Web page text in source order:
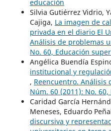
educación
Silvia Gutiérrez Vidrio,
Cajiga, La imagen de
privada en el diario El
Análisis de problemas
No. 60, Educación
Angélica Buendía
institucional y
, Reencuentro. Análisis
Núm. 60 (2011): No.
Caridad García
Meneses, Eduardo
discursiva y